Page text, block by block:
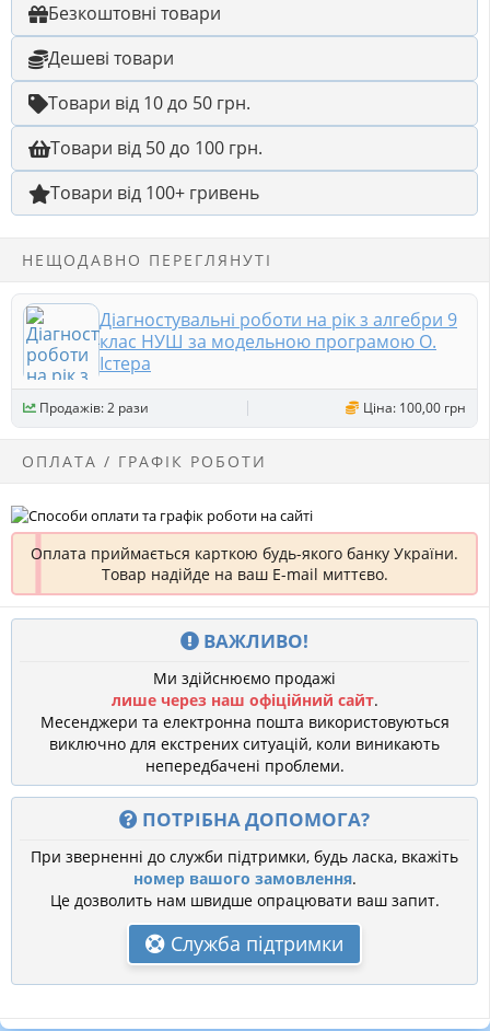
Безкоштовні товари
Дешеві товари
Товари від 10 до 50 грн.
Товари від 50 до 100 грн.
Товари від 100+ гривень
НЕЩОДАВНО ПЕРЕГЛЯНУТІ
Діагностувальні роботи на рік з алгебри 9
клас НУШ за модельною програмою О.
Істера
Продажів: 2 рази Ціна: 100,00 грн
ОПЛАТА / ГРАФІК РОБОТИ
Оплата приймається карткою будь-якого банку України.
Товар надійде на ваш E-mail миттєво.
ВАЖЛИВО!
Ми здійснюємо продажі
лише через наш офіційний сайт.
Месенджери та електронна пошта використовуються
виключно для екстрених ситуацій, коли виникають
непередбачені проблеми.
ПОТРІБНА ДОПОМОГА?
При зверненні до служби підтримки, будь ласка, вкажіть
номер вашого замовлення.
Це дозволить нам швидше опрацювати ваш запит.
Служба підтримки